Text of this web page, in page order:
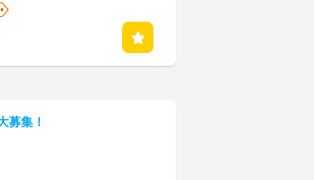
募集！